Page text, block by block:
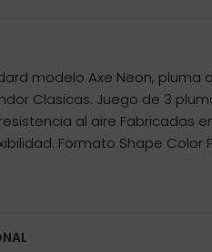
modelo Axe Neon, pluma
Clasicas. Juego de 3
al aire Fabricadas
Formato Shape Color